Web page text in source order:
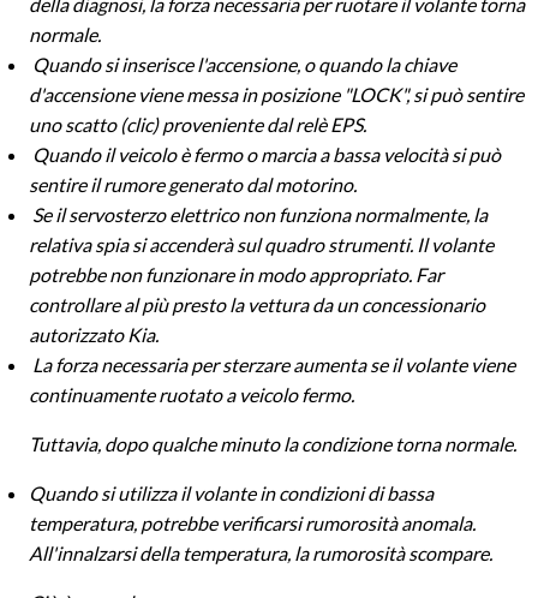
normale.
Quando si inserisce l'accensione, o quando la chiave
d'accensione viene messa in posizione "LOCK", si può sentire
uno scatto (clic) proveniente dal relè EPS.
Quando il veicolo è fermo o marcia a bassa velocità si può
sentire il rumore generato dal motorino.
Se il servosterzo elettrico non funziona normalmente, la
relativa spia si accenderà sul quadro strumenti. Il volante
potrebbe non funzionare in modo appropriato. Far
controllare al più presto la vettura da un concessionario
autorizzato Kia.
La forza necessaria per sterzare aumenta se il volante viene
continuamente ruotato a veicolo fermo.
Tuttavia, dopo qualche minuto la condizione torna normale.
Quando si utilizza il volante in condizioni di bassa
temperatura, potrebbe verificarsi rumorosità anomala.
All'innalzarsi della temperatura, la rumorosità scompare.